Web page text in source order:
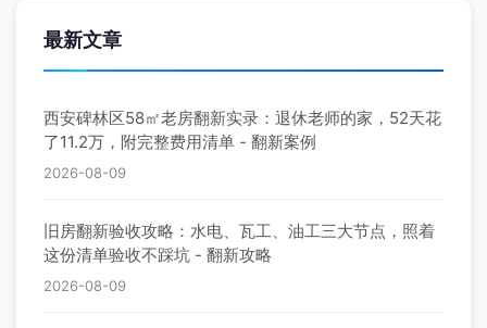
最新文章
西安碑林区58㎡老房翻新实录：退休老师的家，52天花
了11.2万，附完整费用清单 - 翻新案例
2026-08-09
旧房翻新验收攻略：水电、瓦工、油工三大节点，照着
这份清单验收不踩坑 - 翻新攻略
2026-08-09